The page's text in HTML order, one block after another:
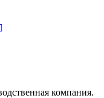
компания.